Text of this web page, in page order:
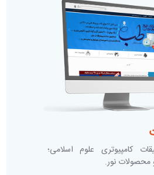
کامپیوتری علوم اسلامی؛
محصولات نور.